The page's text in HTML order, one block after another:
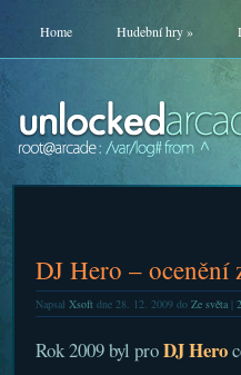
Home Hudební hry»
DJ Hero – ocenění
Napsal Xsoftdne 28. 12. 2009 do Ze světa|
Rok 2009 byl proDJ Hero